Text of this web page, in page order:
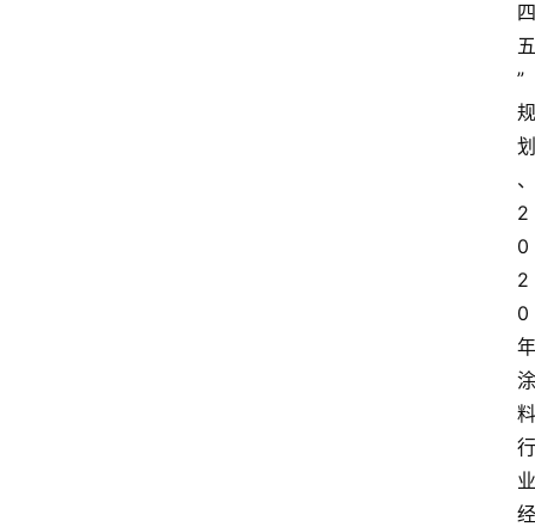
四
五
”
规
划
、
2
0
2
0
年
涂
料
行
业
经